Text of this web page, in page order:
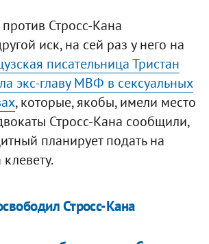
Стросс-Кана
иск, на сей раз у него на
писательница Тристан
экс-главу МВФ в сексуальных
, которые, якобы, имели место
Стросс-Кана сообщили,
планирует подать на
Стросс-Кана